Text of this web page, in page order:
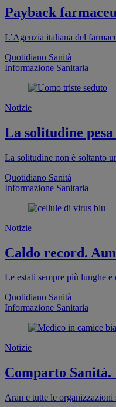
Payback
L’Agenzia italiana del
Quotidiano Sanità
Informazione Sanitaria
Notizie
La solitudine pesa
La solitudine non è soltanto
Quotidiano Sanità
Informazione Sanitaria
Notizie
Caldo record.
Le estati sempre più lunghe
Quotidiano Sanità
Informazione Sanitaria
Notizie
Comparto
Aran e tutte le